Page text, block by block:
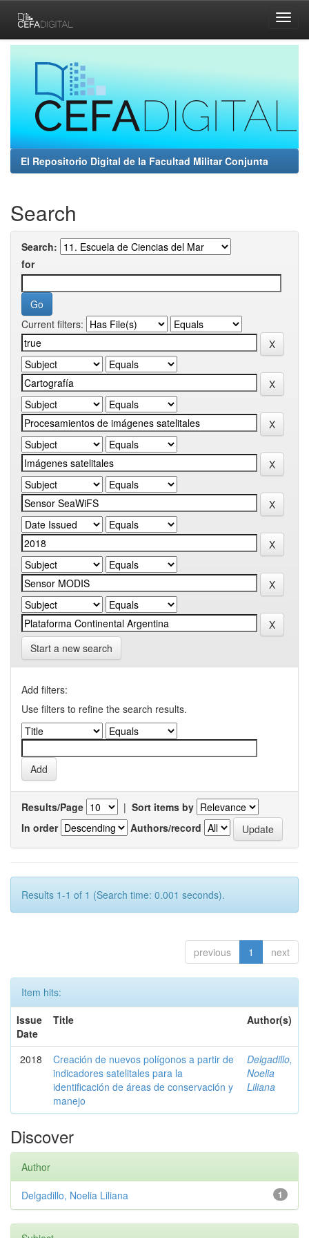
navigation
El Repositorio Digital de la Facultad Militar Conjunta
Search
Search:
for
Current filters:
Start a new search
Add filters:
Use filters to refine the search results.
Results/Page | Sort items by
In order
Authors/record
Results 1-1 of 1 (Search time: 0.001 seconds).
previous 1 next
Item hits:
Issue
Date
Title Author(s)
2018
Creación de nuevos polígonos a partir de
indicadores satelitales para la
identificación de áreas de conservación y
manejo
Delgadillo,
Noelia
Liliana
Discover
Author
1
Delgadillo, Noelia Liliana